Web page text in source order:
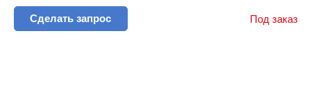
Сделать запрос Под заказ